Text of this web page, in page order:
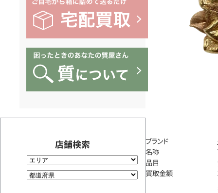
店舗検索 ブランド
名称
品目
買取金額